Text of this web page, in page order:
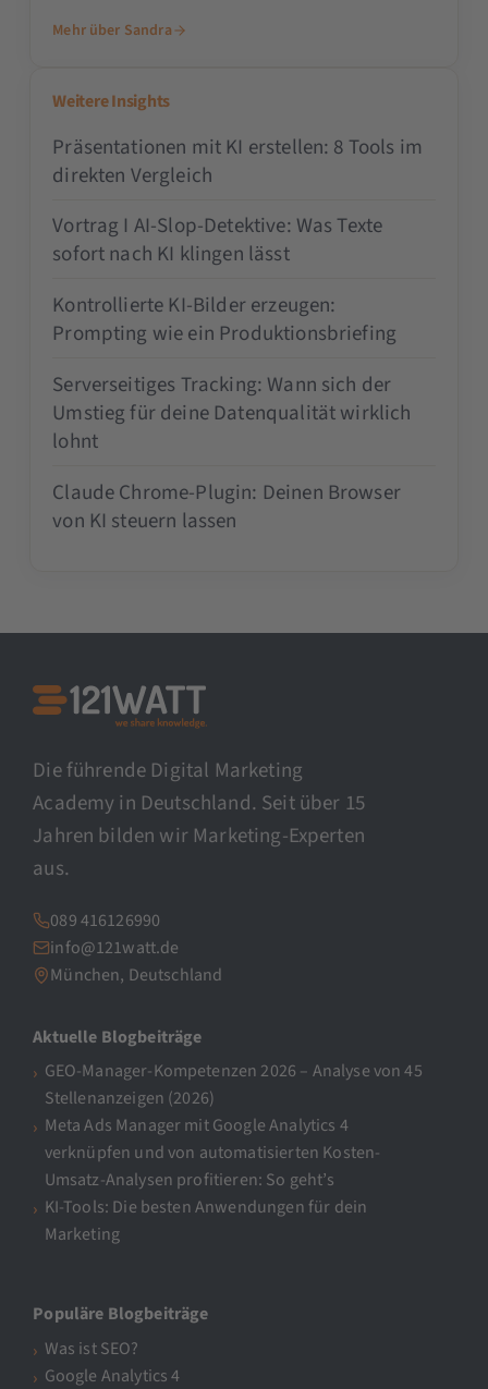
Mehr über Sandra
Weitere Insights
Präsentationen mit KI erstellen: 8 Tools im
direkten Vergleich
Vortrag I AI-Slop-Detektive: Was Texte
sofort nach KI klingen lässt
Kontrollierte KI-Bilder erzeugen:
Prompting wie ein Produktionsbriefing
Serverseitiges Tracking: Wann sich der
Umstieg für deine Datenqualität wirklich
lohnt
Claude Chrome-Plugin: Deinen Browser
von KI steuern lassen
Die führende Digital Marketing
Academy in Deutschland. Seit über 15
Jahren bilden wir Marketing-Experten
aus.
089 416126990
info@121watt.de
München, Deutschland
Aktuelle Blogbeiträge
GEO-Manager-Kompetenzen 2026 – Analyse von 45
Stellenanzeigen (2026)
Meta Ads Manager mit Google Analytics 4
verknüpfen und von automatisierten Kosten-
Umsatz-Analysen profitieren: So geht’s
KI-Tools: Die besten Anwendungen für dein
Marketing
Populäre Blogbeiträge
Was ist SEO?
Google Analytics 4